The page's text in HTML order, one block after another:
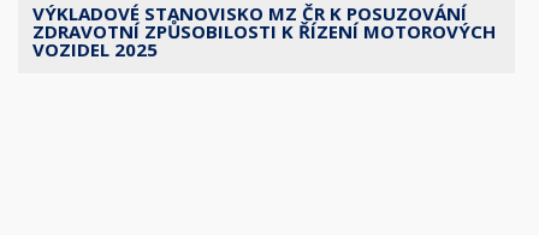
VÝKLADOVÉ STANOVISKO MZ ČR K POSUZOVÁNÍ
ZDRAVOTNÍ ZPŮSOBILOSTI K ŘÍZENÍ MOTOROVÝCH
VOZIDEL 2025